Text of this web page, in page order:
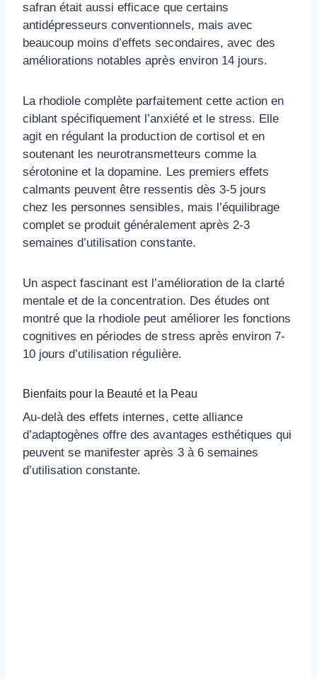
safran était aussi efficace que certains
antidépresseurs conventionnels, mais avec
beaucoup moins d’effets secondaires, avec des
améliorations notables après environ 14 jours.
La rhodiole complète parfaitement cette action en
ciblant spécifiquement l’anxiété et le stress. Elle
agit en régulant la production de cortisol et en
soutenant les neurotransmetteurs comme la
sérotonine et la dopamine. Les premiers effets
calmants peuvent être ressentis dès 3-5 jours
chez les personnes sensibles, mais l’équilibrage
complet se produit généralement après 2-3
semaines d’utilisation constante.
Un aspect fascinant est l’amélioration de la clarté
mentale et de la concentration. Des études ont
montré que la rhodiole peut améliorer les fonctions
cognitives en périodes de stress après environ 7-
10 jours d’utilisation régulière.
Bienfaits pour la Beauté et la Peau
Au-delà des effets internes, cette alliance
d’adaptogènes offre des avantages esthétiques qui
peuvent se manifester après 3 à 6 semaines
d’utilisation constante.